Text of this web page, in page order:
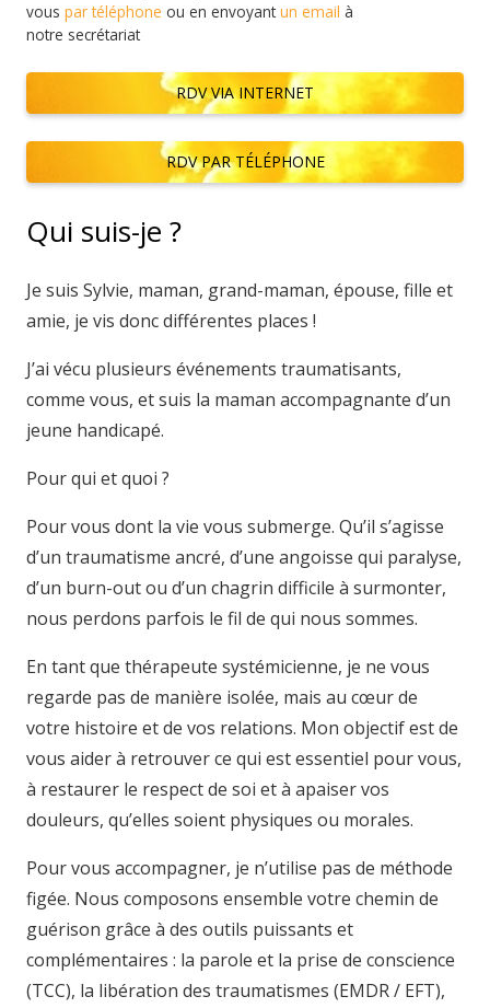
vous par téléphone ou en envoyantun email à
notre secrétariat
RDV VIA INTERNET
RDV PAR TÉLÉPHONE
Qui suis-je ?
Je suis Sylvie, maman, grand-maman, épouse, fille et
amie, je vis donc différentes places !
J’ai vécu plusieurs événements traumatisants,
comme vous, et suis la maman accompagnante d’un
jeune handicapé.
Pour qui et quoi ?
Pour vous dont la vie vous submerge. Qu’il s’agisse
d’un traumatisme ancré, d’une angoisse qui paralyse,
d’un burn-out ou d’un chagrin difficile à surmonter,
nous perdons parfois le fil de qui nous sommes.
En tant que thérapeute systémicienne, je ne vous
regarde pas de manière isolée, mais au cœur de
votre histoire et de vos relations. Mon objectif est de
vous aider à retrouver ce qui est essentiel pour vous,
à restaurer le respect de soi et à apaiser vos
douleurs, qu’elles soient physiques ou morales.
Pour vous accompagner, je n’utilise pas de méthode
figée. Nous composons ensemble votre chemin de
guérison grâce à des outils puissants et
complémentaires : la parole et la prise de conscience
(TCC), la libération des traumatismes (EMDR / EFT),